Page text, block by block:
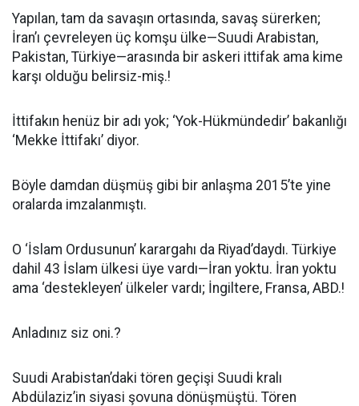
Yapılan, tam da savaşın ortasında, savaş sürerken;
İran’ı çevreleyen üç komşu ülke—Suudi Arabistan,
Pakistan, Türkiye—arasında bir askeri ittifak ama kime
karşı olduğu belirsiz-miş.!
İttifakın henüz bir adı yok; ‘Yok-Hükmündedir’ bakanlığı
‘Mekke İttifakı’ diyor.
Böyle damdan düşmüş gibi bir anlaşma 2015’te yine
oralarda imzalanmıştı.
O ‘İslam Ordusunun’ karargahı da Riyad’daydı. Türkiye
dahil 43 İslam ülkesi üye vardı—İran yoktu. İran yoktu
ama ‘destekleyen’ ülkeler vardı; İngiltere, Fransa, ABD.!
Anladınız siz oni.?
Suudi Arabistan’daki tören geçişi Suudi kralı
Abdülaziz’in siyasi şovuna dönüşmüştü. Tören